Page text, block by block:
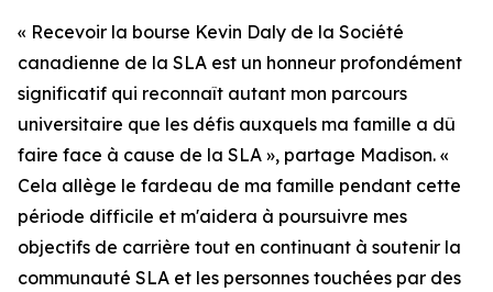
« Recevoir la bourse Kevin Daly de la Société
canadienne de la SLA est un honneur profondément
significatif qui reconnaît autant mon parcours
universitaire que les défis auxquels ma famille a dû
faire face à cause de la SLA », partage Madison. «
Cela allège le fardeau de ma famille pendant cette
période difficile et m'aidera à poursuivre mes
objectifs de carrière tout en continuant à soutenir la
communauté SLA et les personnes touchées par des